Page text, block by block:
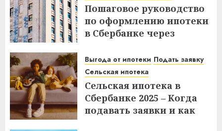
18.12.2025
Пошаговое руководство
по оформлению ипотеки
в Сбербанке через
советы
08.12.2025
Выгода от ипотеки Подать заявку
Сельская ипотека
Сельская ипотека в
Сбербанке 2025 – Когда
подавать заявки и как